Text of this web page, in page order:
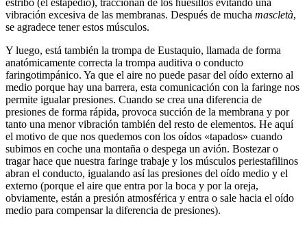
estribo (el estapedio), traccionan de los huesillos evitando una
vibración excesiva de las membranas. Después de mucha mascletà,
se agradece tener estos músculos.
Y luego, está también la trompa de Eustaquio, llamada de forma
anatómicamente correcta la trompa auditiva o conducto
faringotimpánico. Ya que el aire no puede pasar del oído externo al
medio porque hay una barrera, esta comunicación con la faringe nos
permite igualar presiones. Cuando se crea una diferencia de
presiones de forma rápida, provoca succión de la membrana y por
tanto una menor vibración también del resto de elementos. He aquí
el motivo de que nos quedemos con los oídos «tapados» cuando
subimos en coche una montaña o despega un avión. Bostezar o
tragar hace que nuestra faringe trabaje y los músculos periestafilinos
abran el conducto, igualando así las presiones del oído medio y el
externo (porque el aire que entra por la boca y por la oreja,
obviamente, están a presión atmosférica y entra o sale hacia el oído
medio para compensar la diferencia de presiones).